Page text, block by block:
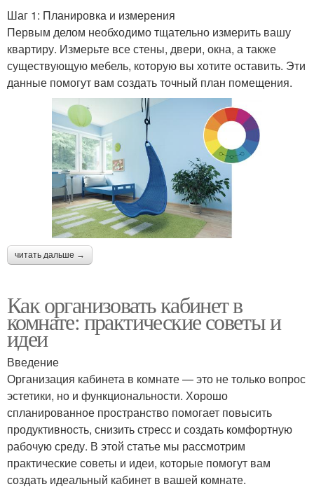
Шаг 1: Планировка и измерения
Первым делом необходимо тщательно измерить вашу
квартиру. Измерьте все стены, двери, окна, а также
существующую мебель, которую вы хотите оставить. Эти
данные помогут вам создать точный план помещения.
читать дальше →
Как организовать кабинет в
комнате: практические советы и
идеи
Введение
Организация кабинета в комнате — это не только вопрос
эстетики, но и функциональности. Хорошо
спланированное пространство помогает повысить
продуктивность, снизить стресс и создать комфортную
рабочую среду. В этой статье мы рассмотрим
практические советы и идеи, которые помогут вам
создать идеальный кабинет в вашей комнате.